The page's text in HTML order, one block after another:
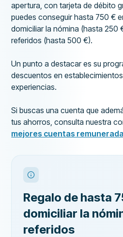
apertura, con tarjeta de débito
puedes conseguir hasta 750 €
domiciliar la nómina (hasta 250
referidos (hasta 500 €).
Un punto a destacar es su
descuentos en
experiencias.
Si buscas una cuenta que
tus ahorros, consulta nuestra
mejores cuentas
Regalo de hasta
domiciliar la
referidos